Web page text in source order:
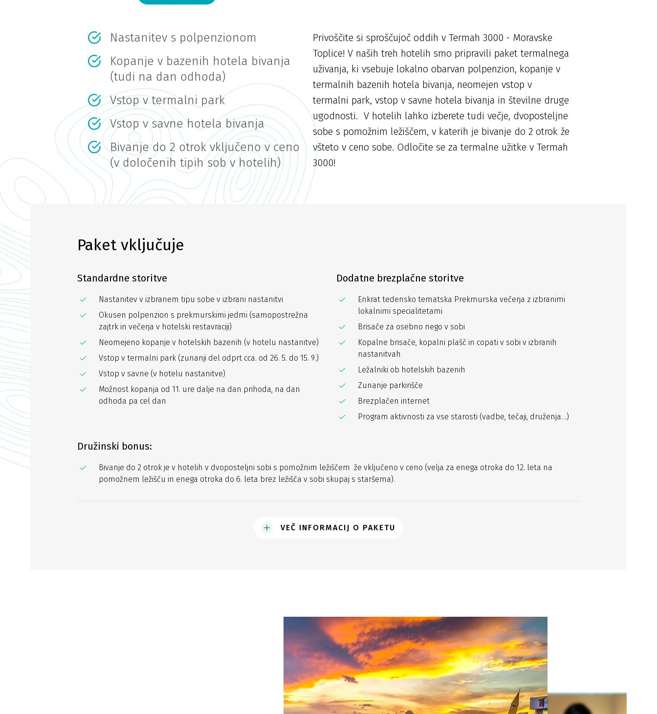
Privoščite si sproščujoč oddih v Termah 3000 - Moravske
Toplice! V naših treh hotelih smo pripravili paket termalnega
uživanja, ki vsebuje lokalno obarvan polpenzion, kopanje v
termalnih bazenih hotela bivanja, neomejen vstop v
termalni park, vstop v savne hotela bivanja in številne druge
ugodnosti. V hotelih lahko izberete tudi večje, dvoposteljne
sobe s pomožnim ležiščem, v katerih je bivanje do 2 otrok že
všteto v ceno sobe. Odločite se za termalne užitke v Termah
3000!
Nastanitev s polpenzionom
Kopanje v bazenih hotela bivanja
(tudi na dan odhoda)
Vstop v termalni park
Vstop v savne hotela bivanja
Bivanje do 2 otrok vključeno v ceno
(v določenih tipih sob v hotelih)
Paket vključuje
Standardne storitve
Nastanitev v izbranem tipu sobe v izbrani nastanitvi
Okusen polpenzion s prekmurskimi jedmi (samopostrežna
zajtrk in večerja v hotelski restavraciji)
Neomejeno kopanje v hotelskih bazenih (v hotelu nastanitve)
Vstop v termalni park (zunanji del odprt cca. od 26. 5. do 15. 9.)
Vstop v savne (v hotelu nastanitve)
Možnost kopanja od 11. ure dalje na dan prihoda, na dan
odhoda pa cel dan
Dodatne brezplačne storitve
Enkrat tedensko tematska Prekmurska večerja z izbranimi
lokalnimi specialitetami
Brisače za osebno nego v sobi
Kopalne brisače, kopalni plašč in copati v sobi v izbranih
nastanitvah
Ležalniki ob hotelskih bazenih
Zunanje parkirišče
Brezplačen internet
Program aktivnosti za vse starosti (vadbe, tečaji, druženja…)
Družinski bonus:
Bivanje do 2 otrok je v hotelih v dvoposteljni sobi s pomožnim ležiščem že vključeno v ceno (velja za enega otroka do 12. leta na
pomožnem ležišču in enega otroka do 6. leta brez ležišča v sobi skupaj s staršema).
VEČ INFORMACIJ O PAKETU